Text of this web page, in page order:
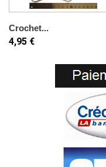
Crochet...
4,95 €